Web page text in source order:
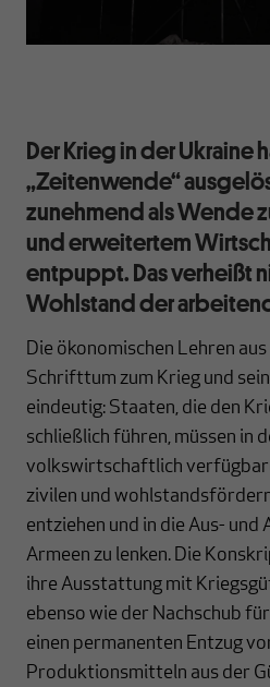
Der Krieg in der Ukraine
„Zeitenwende“
zunehmend als Wende
und erweitertem
entpuppt. Das verheißt
Wohlstand der
Die ökonomischen Lehren
Schrifttum zum Krieg und
eindeutig: Staaten, die den
schließlich führen, müssen in
volkswirtschaftlich
zivilen und
entziehen und in die Aus-
Armeen zu lenken. Die
ihre Ausstattung mit
ebenso wie der Nachschub
einen permanenten Entzug
Produktionsmitteln aus der